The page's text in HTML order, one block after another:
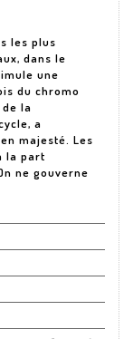
les plus
dans le
une
du chromo
la
a
majesté. Les
la part
ne gouverne